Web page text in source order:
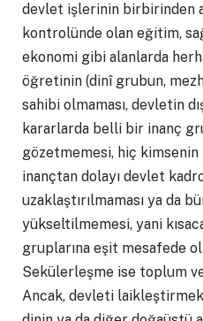
devlet işlerinin birbirinden
kontrolünde olan eğitim,
ekonomi gibi alanlarda
öğretinin (dinî grubun,
sahibi olmaması, devletin
kararlarda belli bir inanç
gözetmemesi, hiç
inançtan dolayı devlet
uzaklaştırılmaması ya da
yükseltilmemesi, yani
gruplarına eşit mesafede
Sekülerleşme ise toplum
Ancak, devleti